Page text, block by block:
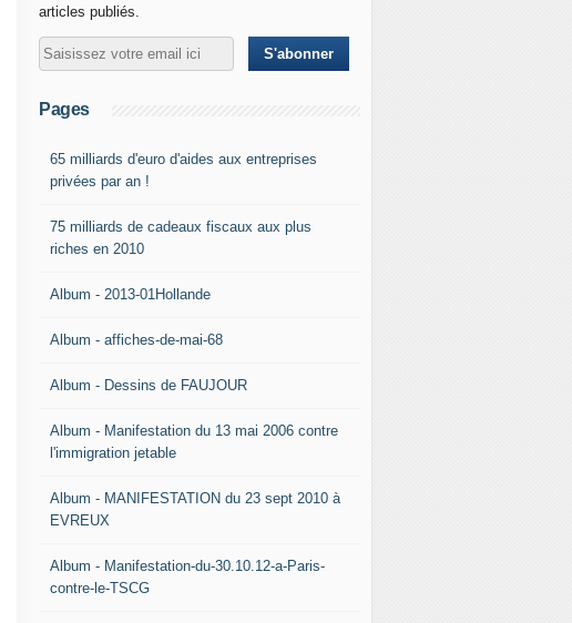
articles publiés.
Pages
65 milliards d'euro d'aides aux entreprises
privées par an !
75 milliards de cadeaux fiscaux aux plus
riches en 2010
Album - 2013-01Hollande
Album - affiches-de-mai-68
Album - Dessins de FAUJOUR
Album - Manifestation du 13 mai 2006 contre
l'immigration jetable
Album - MANIFESTATION du 23 sept 2010 à
EVREUX
Album - Manifestation-du-30.10.12-a-Paris-
contre-le-TSCG